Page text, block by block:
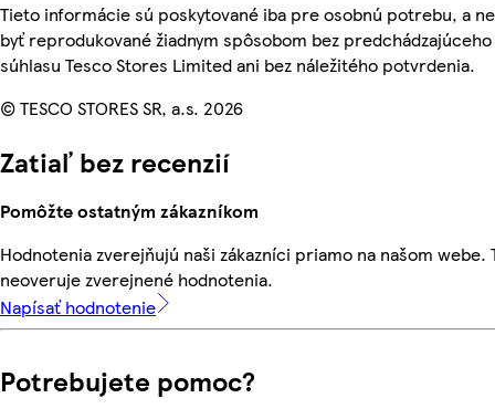
Tieto informácie sú poskytované iba pre osobnú potrebu, a
byť reprodukované žiadnym spôsobom bez predchádzajúceho
súhlasu Tesco Stores Limited ani bez náležitého potvrdenia.
© TESCO STORES SR, a.s. 2026
Zatiaľ bez recenzií
Pomôžte ostatným zákazníkom
Hodnotenia zverejňujú naši zákazníci priamo na našom webe.
neoveruje zverejnené hodnotenia.
Napísať hodnotenie
Potrebujete pomoc?